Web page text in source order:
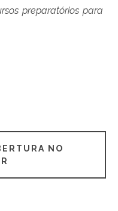
preparatórios para
NO